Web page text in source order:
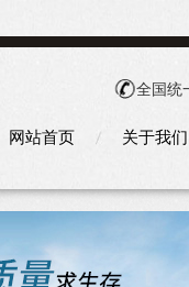
全国统
网站首页 关于我们